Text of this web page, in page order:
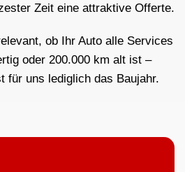
Zeit eine attraktive Offerte.
ob Ihr Auto alle Services
oder 200.000 km alt ist –
für uns lediglich das Baujahr.